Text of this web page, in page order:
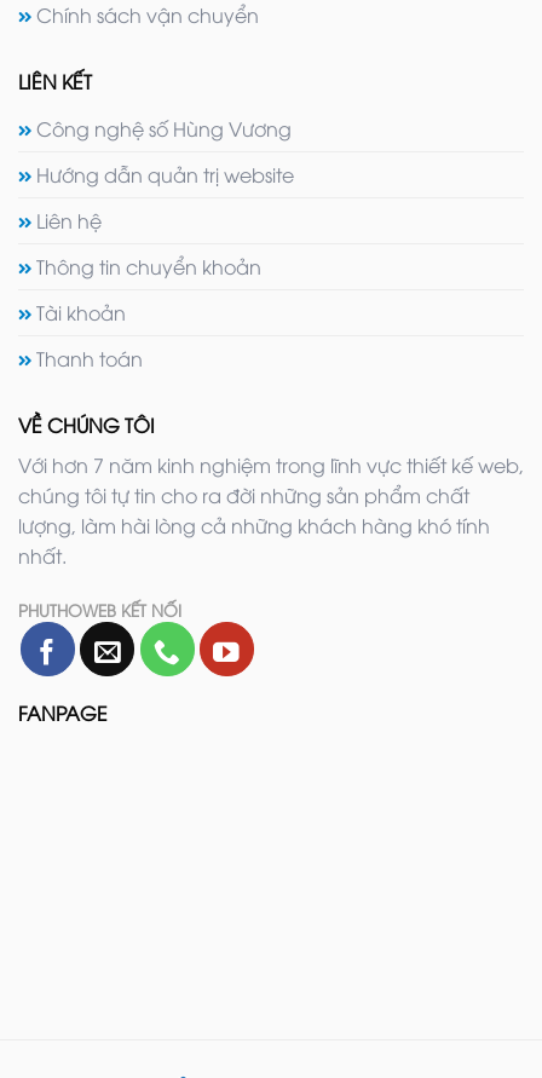
Chính sách vận chuyển
LIÊN KẾT
Công nghệ số Hùng Vương
Hướng dẫn quản trị website
Liên hệ
Thông tin chuyển khoản
Tài khoản
Thanh toán
VỀ CHÚNG TÔI
Với hơn 7 năm kinh nghiệm trong lĩnh vực thiết kế web,
chúng tôi tự tin cho ra đời những sản phẩm chất
lượng, làm hài lòng cả những khách hàng khó tính
nhất.
PHUTHOWEB KẾT NỐI
FANPAGE